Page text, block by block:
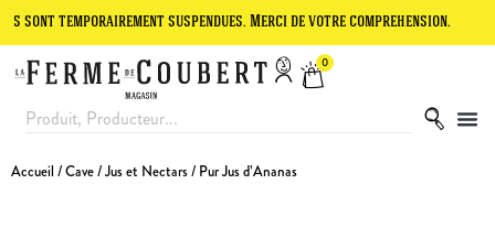
suspendues. Merci de votre compréhension. Le site
0
Accueil /Cave/Jus et Nectars/ Pur Jus d’Ananas